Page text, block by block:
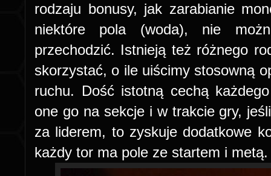
rodzaju bonusy, jak zarabianie
niektóre pola (woda), nie
przechodzić. Istnieją też różnego
skorzystać, o ile uiścimy stosowną
ruchu. Dość istotną cechą
one go na sekcje i w trakcie gry,
za liderem, to zyskuje dodatkowe
każdy tor ma pole ze startem i